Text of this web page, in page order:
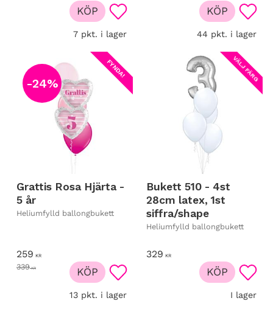
Lägg till i favoriter
7 pkt. i lager
KÖP
44 pkt. i lager
KÖP
Grattis Rosa Hjärta -
5 år
Heliumfylld ballongbukett
259 KR
339KR
24%
FYNDA!
Lägg till i favoriter
13 pkt. i lager
KÖP
Bukett 510 - 4st
28cm latex, 1st
siffra/shape
Heliumfylld ballongbukett
329 KR
VÄLJ FÄRG
I lager
KÖP